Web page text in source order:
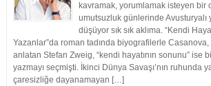
kavramak, yorumlamak isteyen bir
umutsuzluk günlerinde Avusturyalı
düşüyor sık sık aklıma. “Kendi
Yazanlar”da roman tadında biyografilerle Casanova,
anlatan Stefan Zweig, “kendi hayatının sonunu” ise
yazmayı seçmişti. İkinci Dünya Savaşı’nın ruhunda
çaresizliğe dayanamayan […]